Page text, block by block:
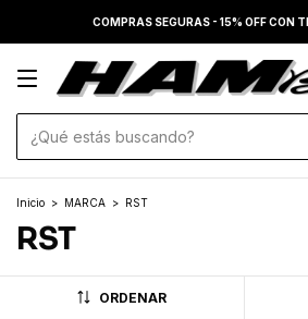
COMPRAS SEGURAS - 15% OFF CON
Inicio > MARCA > RST
RST
ORDENAR